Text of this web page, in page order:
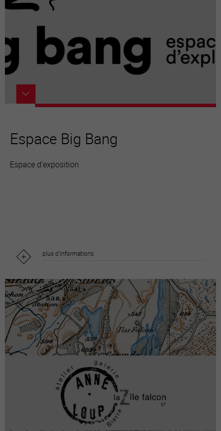
Espace Big Bang
Espace d'exposition
plus d'informations